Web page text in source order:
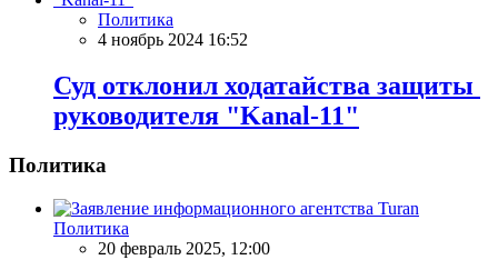
Политика
4 ноябрь 2024 16:52
Суд отклонил ходатайства защиты
руководителя "Kanal-11"
Политика
Политика
20 февраль 2025, 12:00